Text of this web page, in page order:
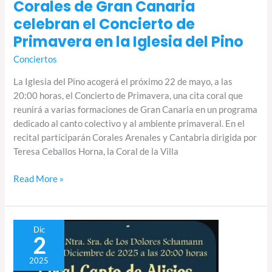
Corales de Gran Canaria
celebran el Concierto de
Primavera en la Iglesia del Pino
Conciertos
La Iglesia del Pino acogerá el próximo 22 de mayo, a las
20:00 horas, el Concierto de Primavera, una cita coral que
reunirá a varias formaciones de Gran Canaria en un programa
dedicado al canto colectivo y al ambiente primaveral. En el
recital participarán Corales Arenales y Cantabria dirigida por
Teresa Ceballos Horna, la Coral de la Villa
Read More »
Dic
2
2025
Conciertos
Navidad